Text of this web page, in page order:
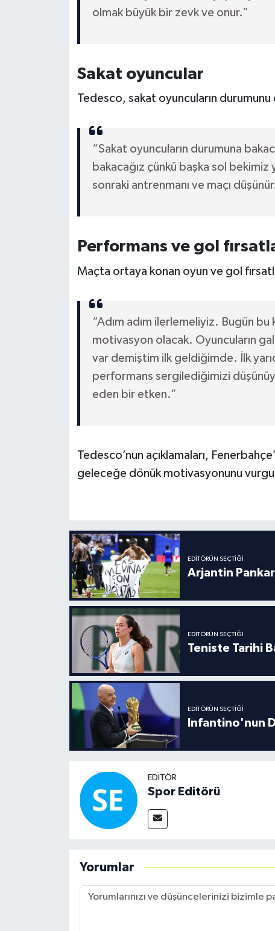
olmak büyük bir zevk ve onur.”
Sakat oyuncular
Tedesco, sakat oyuncuların
“Sakat oyuncuların durumuna
bakacağız çünkü başka sol
sonraki antrenmanı ve maçı
Performans ve gol
Maçta ortaya konan oyun ve gol
“Adım adım ilerlemeliyiz. Bugün
motivasyon olacak. Oyuncuların
var demiştim ilk geldiğimde. İlk
performans sergilediğimizi
eden bir etken.”
Tedesco’nun açıklamaları,
geleceğe dönük motivasyonunu
EDITÖRÜN SEÇTIĞI
Arjantin
EDITÖRÜN SEÇTIĞI
Teniste Tarihi
EDITÖRÜN SEÇTIĞI
Infantino'nun
EDITÖR
Spor Editörü
Yorumlar
Diğer Spor Dalları